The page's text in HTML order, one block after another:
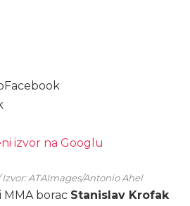
Facebook
izvor na Googlu
ATAImages/Antonio Ahel
MMA borac Stanislav Krofak